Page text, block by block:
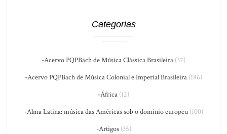
Categorias
-Acervo PQPBach de Música Clássica Brasileira (37)
-Acervo PQPBach de Música Colonial e Imperial Brasileira (186)
-África (12)
-Alma Latina: música das Américas sob o domínio europeu(100)
-Artigos(35)